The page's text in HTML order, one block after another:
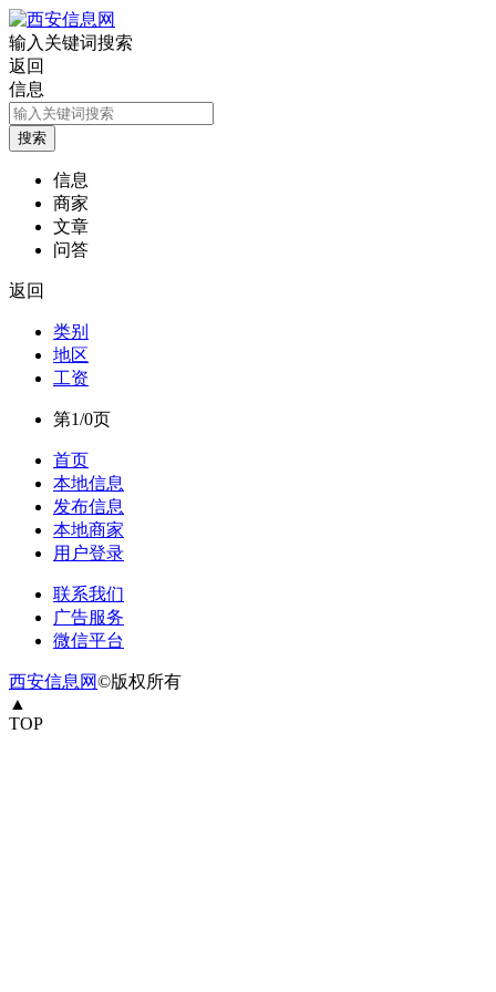
输入关键词搜索
返回
信息
信息
商家
文章
问答
返回
类别
地区
工资
第1/0页
首页
本地信息
发布信息
本地商家
用户登录
联系我们
广告服务
微信平台
西安信息网©版权所有
▲
TOP